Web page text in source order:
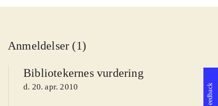
Anmeldelser (1)
Bibliotekernes vurdering
d. 20. apr. 2010 Feedback